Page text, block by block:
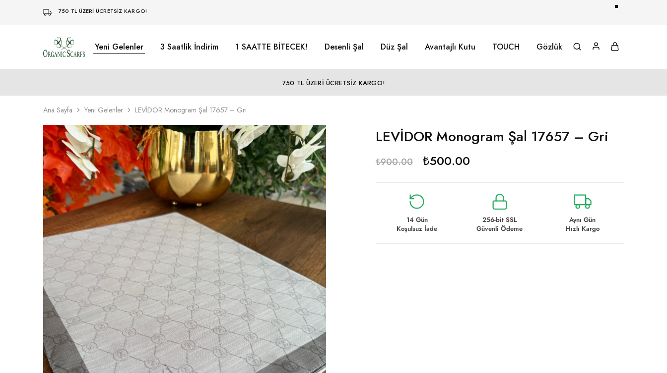
750 TL ÜZERİ ÜCRETSİZ KARGO!
Organikscarf Yeni Gelenler 3 Saatlik İndirim 1 SAATTE BİTECEK! Desenli Şal Düz Şal Avantajlı Kutu TOUCH Gözlük
750 TL ÜZERİ ÜCRETSİZ KARGO!
Ana Sayfa Yeni Gelenler LEVİDOR Monogram Şal 17657 – Gri
LEVİDOR Monogram Şal 17657 – Gri
₺900.00 ₺500.00
14 Gün
Koşulsuz İade
256-bit SSL
Güvenli Ödeme
Aynı Gün
Hızlı Kargo